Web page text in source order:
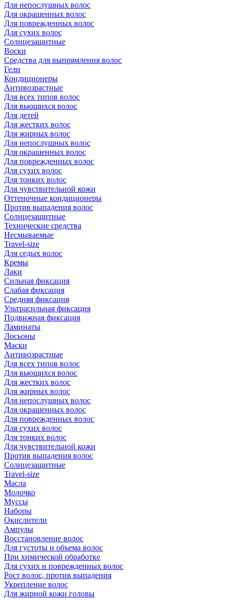
Для непослушных волос
Для окрашенных волос
Для поврежденных волос
Для сухих волос
Солнцезащитные
Воски
Средства для выпрямления волос
Гели
Кондиционеры
Антивозрастные
Для всех типов волос
Для вьющихся волос
Для детей
Для жестких волос
Для жирных волос
Для непослушных волос
Для окрашенных волос
Для поврежденных волос
Для сухих волос
Для тонких волос
Для чувствительной кожи
Оттеночные кондиционеры
Против выпадения волос
Солнцезащитные
Технические средства
Несмываемые
Travel-size
Для седых волос
Кремы
Лаки
Сильная фиксация
Слабая фиксация
Средняя фиксация
Ультрасильная фиксация
Подвижная фиксация
Ламинаты
Лосьоны
Маски
Антивозрастные
Для всех типов волос
Для вьющихся волос
Для жестких волос
Для жирных волос
Для непослушных волос
Для окрашенных волос
Для поврежденных волос
Для сухих волос
Для тонких волос
Для чувствительной кожи
Против выпадения волос
Солнцезащитные
Travel-size
Масла
Молочко
Муссы
Наборы
Окислители
Ампулы
Восстановление волос
Для густоты и объема волос
При химической обработке
Для сухих и поврежденных волос
Рост волос, против выпадения
Укрепление волос
Для жирной кожи головы